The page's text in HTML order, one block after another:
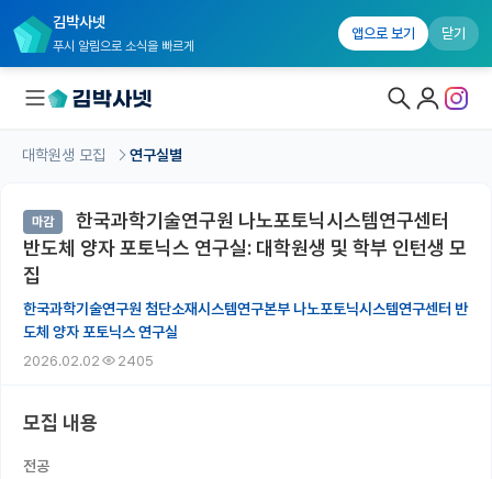
김박사넷
푸시 알림으로 소식을 빠르게
앱으로 보기 닫기
대학원생 모집 홈
연구실별 모집 정보
전공별 모집 정보
대학원생 모집 연구실별
마감
한국과학기술연구원 나노포토닉시스템연구센터
반도체 양자 포토닉스 연구실: 대학원생 및 학부 인턴생 모
집
한국과학기술연구원 첨단소재시스템연구본부 나노포토닉시스템연구센터 반
도체 양자 포토닉스 연구실
2026.02.02 2405
모집 내용
전공